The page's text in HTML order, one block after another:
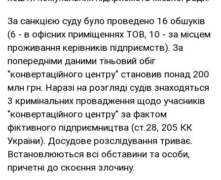
За санкцією суду було проведено 16 обшуків
(6 - в офісних приміщеннях ТОВ, 10 - за місцем
проживання керівників підприємств). За
попередніми даними тіньовий обіг
"конвертаційного центру" становив понад 200
млн грн. Наразі на розгляді судів знаходяться
3 кримінальних провадження щодо учасників
"конвертаційного центру" за фактом
фіктивного підприємництва (ст.28, 205 КК
України). Досудове розслідування триває.
Встановлюються всі обставини та особи,
причетні до скоєння злочину.